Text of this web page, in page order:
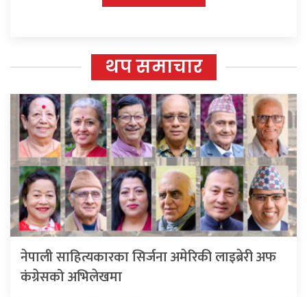
थप समाचार
नेपाली साहित्यकारका सिर्जना अमेरिकी लाइब्रेरी अफ
कंग्रेसको अभिलेखमा